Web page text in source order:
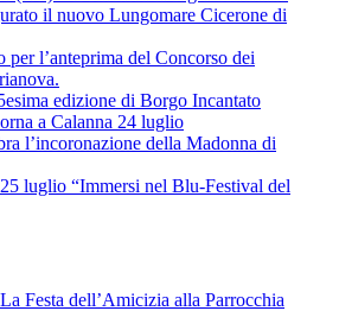
il nuovo Lungomare Cicerone di
per l’anteprima del Concorso dei
edizione di Borgo Incantato
a Calanna 24 luglio
l’incoronazione della Madonna di
luglio “Immersi nel Blu-Festival del
Festa dell’Amicizia alla Parrocchia